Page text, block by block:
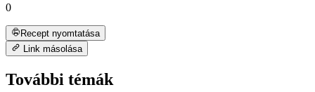
0
Recept nyomtatása
Link másolása
További témák